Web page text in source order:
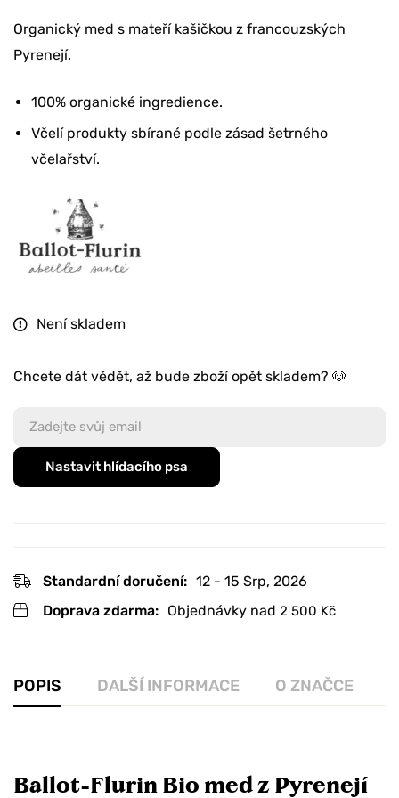
Organický med s mateří kašičkou z francouzských
Pyrenejí.
100% organické ingredience.
Včelí produkty sbírané podle zásad šetrného
včelařství.
Není skladem
Chcete dát vědět, až bude zboží opět skladem? 🐶
Nastavit hlídacího psa
Standardní doručení: 12 - 15 Srp, 2026
Doprava zdarma: Objednávky nad 2 500 Kč
POPIS DALŠÍ INFORMACE O ZNAČCE
Ballot-Flurin Bio med z Pyrenejí